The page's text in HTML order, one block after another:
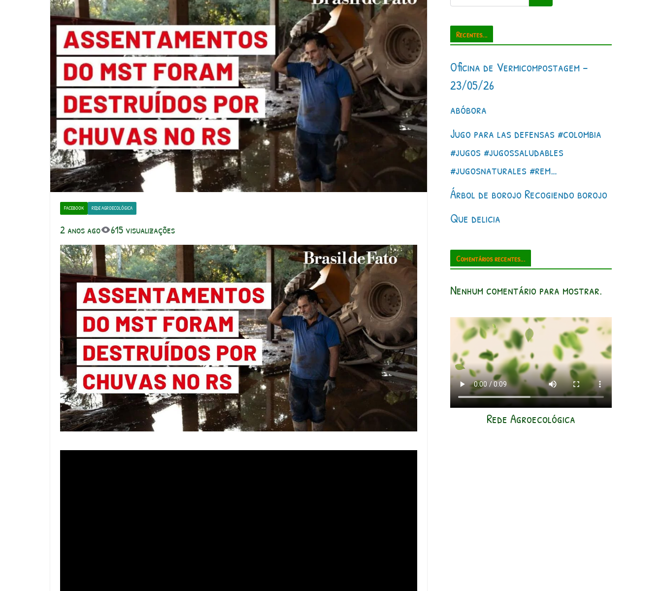
FACEBOOK REDE AGROECOLÓGICA
2 anos ago 615 visualizações
Recentes...
Oficina de Vermicompostagem –
23/05/26
abóbora
Jugo para las defensas #colombia
#jugos #jugossaludables
#jugosnaturales #rem…
Árbol de borojo Recogiendo borojo
Que delicia
Comentários recentes...
Nenhum comentário para mostrar.
Rede Agroecológica